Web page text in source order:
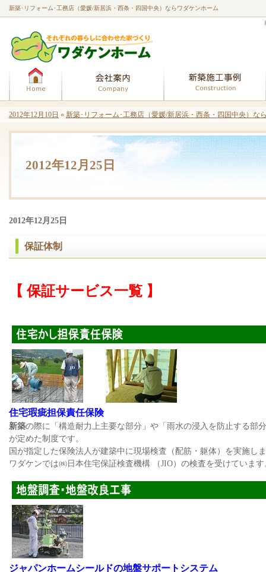
2012年12月25日
新築･リフォーム･工務店（愛媛/新居浜・西条・四国中央）ならワダケンホーム
2012年12月25日
保証体制
【 保証サービス一覧 】
住宅瑕疵担保責任保険
新築の際に「構造耐力上主要な部分」や「雨水の浸入を防止する部
が定めた制度です。
国が指定した保険法人が建築中に現場検査（配筋・躯体）を実施し
ワダケンでは㈱日本住宅保証検査機構 （JIO）の検査を受けています
ジャパンホームシールドの地盤サポートシステム
2012年12月10日 « 新築･リフォーム･工務店（愛媛/新居浜・西条・四国中央）な